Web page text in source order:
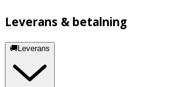
Leverans & betalning
🚚Leverans